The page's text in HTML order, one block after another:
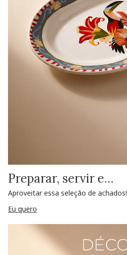
Preparar, servir e…
Aproveitar essa seleção de achados!
Eu quero